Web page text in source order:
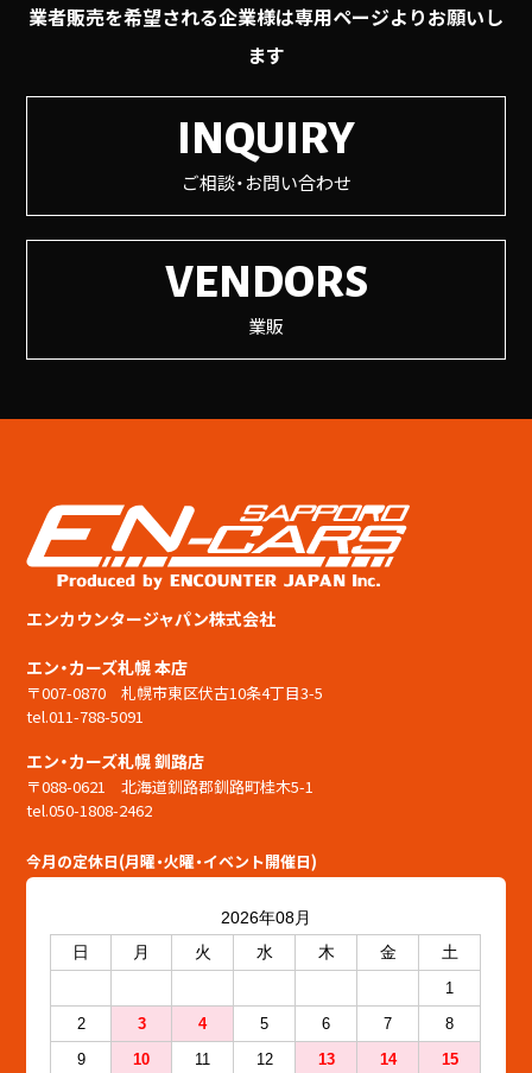
業者販売を希望される企業様は専用ページよりお願いし
ます
INQUIRY
ご相談・お問い合わせ
VENDORS
業販
エンカウンタージャパン株式会社
エン・カーズ札幌 本店
〒007-0870 札幌市東区伏古10条4丁目3-5
tel.011-788-5091
エン・カーズ札幌 釧路店
〒088-0621 北海道釧路郡釧路町桂木5-1
tel.050-1808-2462
今月の定休日(月曜・火曜・イベント開催日)
2026年08月
日
月 火 水 木 金 土
1
2
3 4 5 6 7
8
9
10 11 12 13 14 15